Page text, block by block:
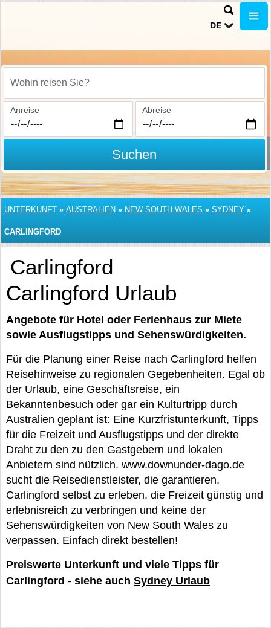
DE
Wohin reisen Sie?
Anreise Abreise
Suchen
UNTERKUNFT » AUSTRALIEN » NEW SOUTH WALES » SYDNEY »
CARLINGFORD
Carlingford
Carlingford Urlaub
Angebote für Hotel oder Ferienhaus zur Miete
sowie Ausflugstipps und Sehenswürdigkeiten.
Für die Planung einer Reise nach Carlingford helfen
Reisehinweise zu regionalen Gegebenheiten. Egal ob
der Urlaub, eine Geschäftsreise, ein
Bekanntenbesuch oder gar ein Kulturtripp durch
Australien geplant ist: Eine Kurzfristunterkunft, Tipps
für die Freizeit und Ausflugstipps und der direkte
Draht zu den zu den Gastgebern und lokalen
Anbietern sind nützlich. www.downunder-dago.de
sucht die Reisedienstleister, die garantieren,
Carlingford selbst zu erleben, die Freizeit günstig und
erlebnisreich zu verbringen und keine der
Sehenswürdigkeiten von New South Wales zu
verpassen. Einfach direkt bestellen!
Preiswerte Unterkunft und viele Tipps für
Carlingford - siehe auch Sydney Urlaub